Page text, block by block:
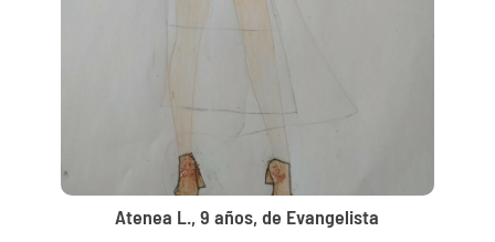
Atenea L., 9 años, de Evangelista